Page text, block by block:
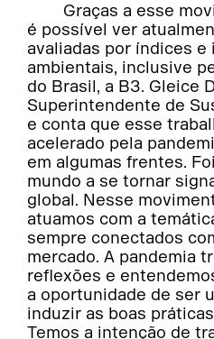
Graças a esse
é possível ver
avaliadas por índices e
ambientais, inclusive
do Brasil, a B3. Gleice
Superintendente de
e conta que esse
acelerado pela
em algumas frentes.
mundo a se tornar
global. Nesse
atuamos com a
sempre conectados
mercado. A pandemia
reflexões e
a oportunidade de ser
induzir as boas
Temos a intenção de